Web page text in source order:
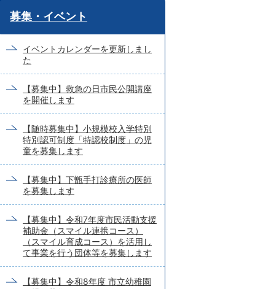
ワ
ー
ド
索
募集・イベント
イベントカレンダーを更新しまし
た
【募集中】救急の日市民公開講座
を開催します
【随時募集中】小規模校入学特別
特別認可制度「特認校制度」の児
童を募集します
【募集中】下甑手打診療所の医師
を募集します
【募集中】令和7年度市民活動支援
補助金（スマイル連携コース）
（スマイル育成コース）を活用し
て事業を行う団体等を募集します
【募集中】令和8年度 市立幼稚園